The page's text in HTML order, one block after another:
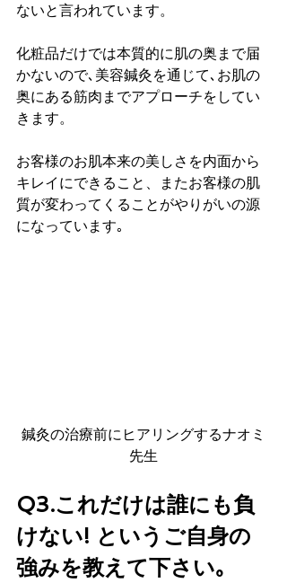
ないと言われています。
化粧品だけでは本質的に肌の奥まで届
かないので､美容鍼灸を通じて､お肌の
奥にある筋肉までアプローチをしてい
きます。
お客様のお肌本来の美しさを内面から
キレイにできること、またお客様の肌
質が変わってくることがやりがいの源
になっています｡
鍼灸の治療前にヒアリングするナオミ
先生
Q3.これだけは誰にも負
けない! というご自身の
強みを教えて下さい｡